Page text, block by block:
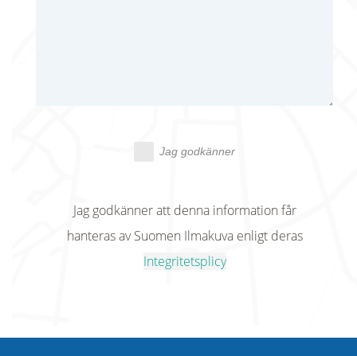
Jag godkänner
Jag godkänner att denna information får
hanteras av Suomen Ilmakuva enligt deras
Integritetsplicy